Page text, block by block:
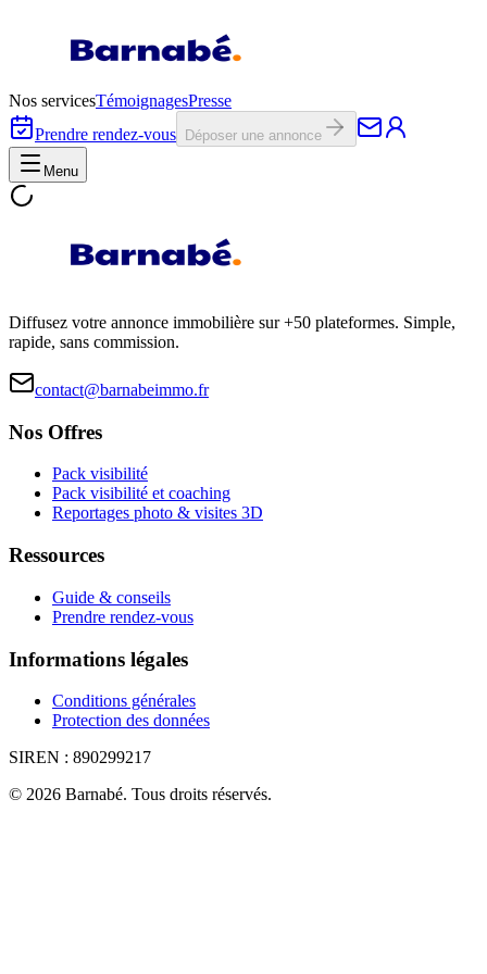
Nos servicesTémoignagesPresse
Prendre rendez-vous
Déposer une annonce
Menu
Diffusez votre annonce immobilière sur +50 plateformes. Simple,
rapide, sans commission.
contact@barnabeimmo.fr
Nos Offres
Pack visibilité
Pack visibilité et coaching
Reportages photo & visites 3D
Ressources
Guide & conseils
Prendre rendez-vous
Informations légales
Conditions générales
Protection des données
SIREN : 890299217
© 2026 Barnabé. Tous droits réservés.